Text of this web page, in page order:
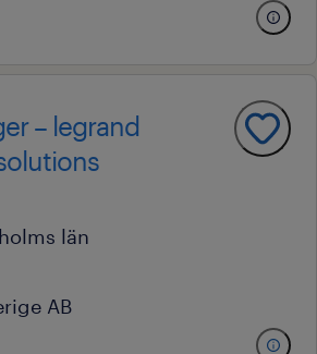
– legrand
län
AB